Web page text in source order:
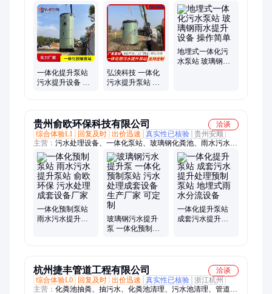
水分流、截流井泵站、一体化智能、一体化污水、一体化供水、
一体式泵站、一体化预制、一体化雨水、一体化智慧、一体化泵
站、一体化泵房、玻璃钢泵站、柔性截流井、灌溉泵房、农田灌
溉泵站、智慧加压泵站、截流井、雨污分流井
一体化提升泵站
污水提升设备 成
弘泱科技 一体化
污水提升泵站 智
地埋式一体化污
水泵站 玻璃钢雨
贵州俞欧环保科技有限公司
洽谈
综合体验L1
回复及时 出价迅速 真实性已核验 贵州安顺
主营： 污水处理设备、一体化泵站、玻璃钢化粪池、雨水污水提
升泵站、不锈钢水箱
一体化预制泵站
雨水污水提升泵
玻璃钢污水提升
泵 一体化预制泵
一体化提升泵站
成套污水提升处
杭州捷丰管道工程有限公司
洽谈
综合体验L0
回复及时 出价迅速 真实性已核验 浙江杭州
主营： 化粪池抽粪、抽污水、化粪池清理、污水池清理、管道疏